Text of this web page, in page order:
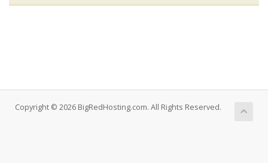
Copyright © 2026 BigRedHosting.com. All Rights Reserved.